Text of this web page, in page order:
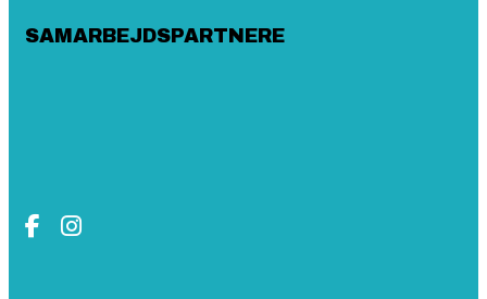
SAMARBEJDSPARTNERE